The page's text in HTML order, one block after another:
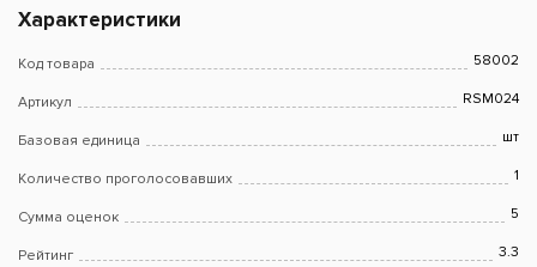
Характеристики
Код товара 58002
Артикул RSM024
Базовая единица шт
Количество проголосовавших 1
Сумма оценок 5
Рейтинг 3.3